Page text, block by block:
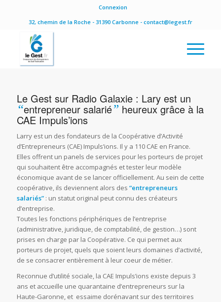
Connexion
32, chemin de la Roche - 31390 Carbonne - contact@legest.fr
Le Gest sur Radio Galaxie : Lary est un
“entrepreneur salarié” heureux grâce à la
CAE Impuls’ions
Larry est un des fondateurs de la Coopérative d’Activité
d’Entrepreneurs (CAE) Impuls’ions. Il y a 110 CAE en France.
Elles offrent un panels de services pour les porteurs de projet
qui souhaitent être accompagnés et tester leur modèle
économique avant de se lancer officiellement. Au sein de cette
coopérative, ils deviennent alors des “entrepreneurs
salariés”: un statut original peut connu des créateurs
d’entreprise.
Toutes les fonctions périphériques de l’entreprise
(administrative, juridique, de comptabilité, de gestion…) sont
prises en charge par la Coopérative. Ce qui permet aux
porteurs de projet, quels que soient leurs domaines d’activité,
de se consacrer entièrement à leur coeur de métier.
Reconnue d’utilité sociale, la CAE Impuls’ions existe depuis 3
ans et accueille une quarantaine d’entrepreneurs sur la
Haute-Garonne, et essaime dorénavant sur des territoires